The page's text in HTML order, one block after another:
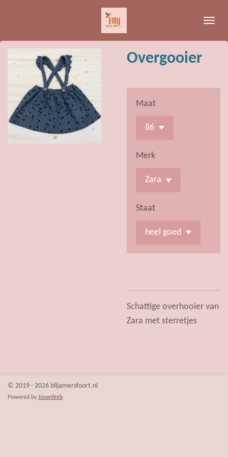
naar
hoofdinhoud
Overgooier
Maat
Merk
Staat
Schattige overhooier van
Zara met sterretjes
© 2019 - 2026 blijamersfoort.nl
Powered by JouwWeb